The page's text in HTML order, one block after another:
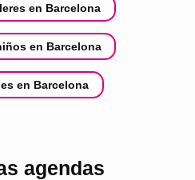
en Barcelona
en Barcelona
en Barcelona
agendas